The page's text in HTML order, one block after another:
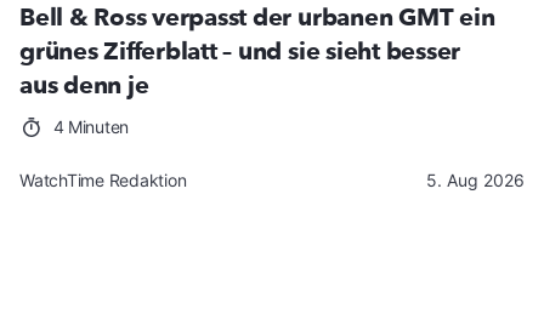
Bell & Ross verpasst der urbanen GMT ein
grünes Zifferblatt – und sie sieht besser
aus denn je
4 Minuten
WatchTime Redaktion 5. Aug 2026